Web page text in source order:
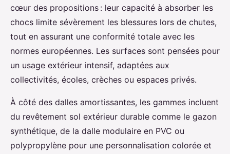
cœur des propositions : leur capacité à absorber les
chocs limite sévèrement les blessures lors de chutes,
tout en assurant une conformité totale avec les
normes européennes. Les surfaces sont pensées pour
un usage extérieur intensif, adaptées aux
collectivités, écoles, crèches ou espaces privés.
À côté des dalles amortissantes, les gammes incluent
du revêtement sol extérieur durable comme le gazon
synthétique, de la dalle modulaire en PVC ou
polypropylène pour une personnalisation colorée et